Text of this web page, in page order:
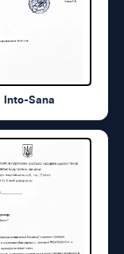
Into-Sana